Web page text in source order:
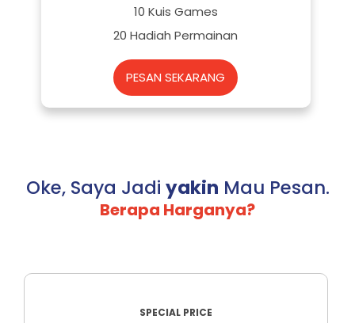
10 Kuis Games
20 Hadiah Permainan
PESAN SEKARANG
Oke, Saya Jadi yakin Mau Pesan.
Berapa Harganya?
SPECIAL PRICE